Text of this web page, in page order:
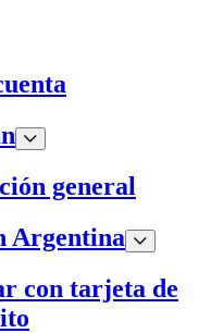
general
Argentina
con tarjeta de